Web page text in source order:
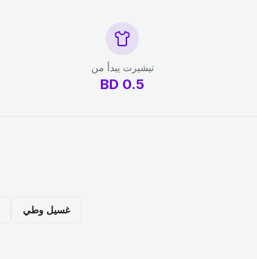
تيشيرت يبدأ من
0.5
BD
غسيل وطي